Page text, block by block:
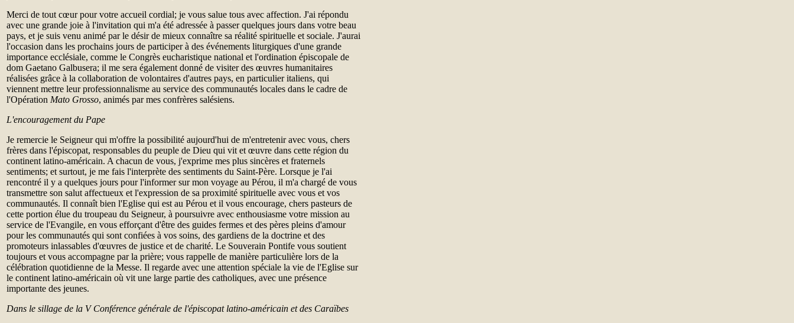
Merci de tout cœur pour votre accueil cordial; je vous salue tous avec affection. J'ai répondu
avec une grande joie à l'invitation qui m'a été adressée à passer quelques jours dans votre beau
pays, et je suis venu animé par le désir de mieux connaître sa réalité spirituelle et sociale. J'aurai
l'occasion dans les prochains jours de participer à des événements liturgiques d'une grande
importance ecclésiale, comme le Congrès eucharistique national et l'ordination épiscopale de
dom Gaetano Galbusera; il me sera également donné de visiter des œuvres humanitaires
réalisées grâce à la collaboration de volontaires d'autres pays, en particulier italiens, qui
viennent mettre leur professionnalisme au service des communautés locales dans le cadre de
l'Opération Mato Grosso, animés par mes confrères salésiens.
L'encouragement du Pape
Je remercie le Seigneur qui m'offre la possibilité aujourd'hui de m'entretenir avec vous, chers
frères dans l'épiscopat, responsables du peuple de Dieu qui vit et œuvre dans cette région du
continent latino-américain. A chacun de vous, j'exprime mes plus sincères et fraternels
sentiments; et surtout, je me fais l'interprète des sentiments du Saint-Père. Lorsque je l'ai
rencontré il y a quelques jours pour l'informer sur mon voyage au Pérou, il m'a chargé de vous
transmettre son salut affectueux et l'expression de sa proximité spirituelle avec vous et vos
communautés. Il connaît bien l'Eglise qui est au Pérou et il vous encourage, chers pasteurs de
cette portion élue du troupeau du Seigneur, à poursuivre avec enthousiasme votre mission au
service de l'Evangile, en vous efforçant d'être des guides fermes et des pères pleins d'amour
pour les communautés qui sont confiées à vos soins, des gardiens de la doctrine et des
promoteurs inlassables d'œuvres de justice et de charité. Le Souverain Pontife vous soutient
toujours et vous accompagne par la prière; vous rappelle de manière particulière lors de la
célébration quotidienne de la Messe. Il regarde avec une attention spéciale la vie de l'Eglise sur
le continent latino-américain où vit une large partie des catholiques, avec une présence
importante des jeunes.
Dans le sillage de la V Conférence générale de l'épiscopat latino-américain et des Caraïbes